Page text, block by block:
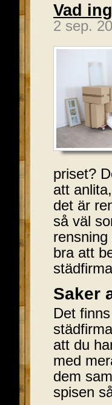
Vad
2 sep.
priset?
att
det är
så väl
bra att
Saker
Det
att du
med
dem
spisen